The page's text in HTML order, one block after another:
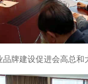
品牌建设促进会高总和